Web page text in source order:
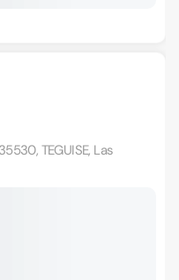
TEGUISE, Las